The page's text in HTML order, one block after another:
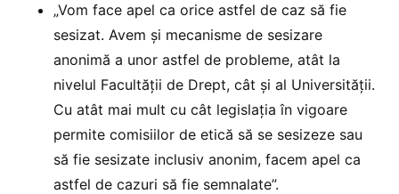
„Vom face apel ca orice astfel de caz să fie
sesizat. Avem și mecanisme de sesizare
anonimă a unor astfel de probleme, atât la
nivelul Facultății de Drept, cât și al Universității.
Cu atât mai mult cu cât legislația în vigoare
permite comisiilor de etică să se sesizeze sau
să fie sesizate inclusiv anonim, facem apel ca
astfel de cazuri să fie semnalate”.